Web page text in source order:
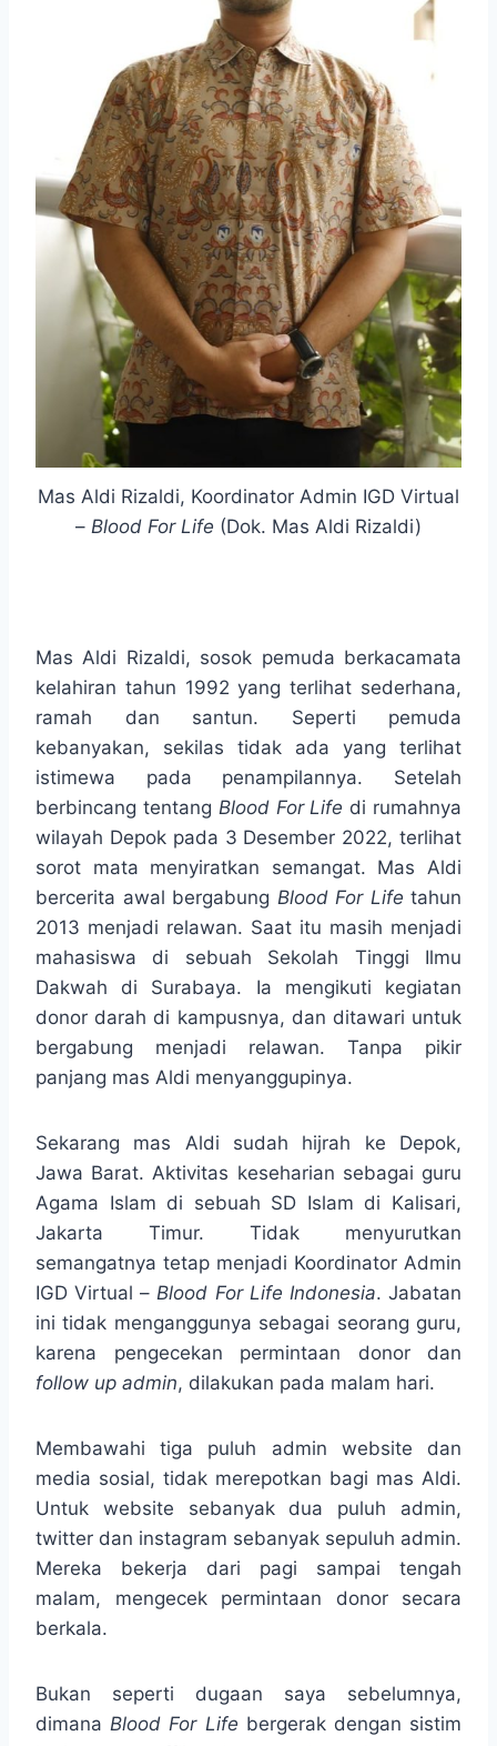
Mas Aldi Rizaldi, Koordinator Admin IGD Virtual
– Blood For Life (Dok. Mas Aldi Rizaldi)
Mas Aldi Rizaldi, sosok pemuda berkacamata
kelahiran tahun 1992 yang terlihat sederhana,
ramah dan santun. Seperti pemuda
kebanyakan, sekilas tidak ada yang terlihat
istimewa pada penampilannya. Setelah
berbincang tentang Blood For Life di rumahnya
wilayah Depok pada 3 Desember 2022, terlihat
sorot mata menyiratkan semangat. Mas Aldi
bercerita awal bergabung Blood For Life tahun
2013 menjadi relawan. Saat itu masih menjadi
mahasiswa di sebuah Sekolah Tinggi Ilmu
Dakwah di Surabaya. Ia mengikuti kegiatan
donor darah di kampusnya, dan ditawari untuk
bergabung menjadi relawan. Tanpa pikir
panjang mas Aldi menyanggupinya.
Sekarang mas Aldi sudah hijrah ke Depok,
Jawa Barat. Aktivitas keseharian sebagai guru
Agama Islam di sebuah SD Islam di Kalisari,
Jakarta Timur. Tidak menyurutkan
semangatnya tetap menjadi Koordinator Admin
IGD Virtual –Blood For Life Indonesia. Jabatan
ini tidak menganggunya sebagai seorang guru,
karena pengecekan permintaan donor dan
follow up admin, dilakukan pada malam hari.
Membawahi tiga puluh admin website dan
media sosial, tidak merepotkan bagi mas Aldi.
Untuk website sebanyak dua puluh admin,
twitter dan instagram sebanyak sepuluh admin.
Mereka bekerja dari pagi sampai tengah
malam, mengecek permintaan donor secara
berkala.
Bukan seperti dugaan saya sebelumnya,
dimanaBlood For Life bergerak dengan sistim